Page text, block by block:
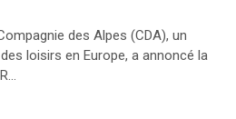
des Alpes (CDA), un
loisirs en Europe, a annoncé la